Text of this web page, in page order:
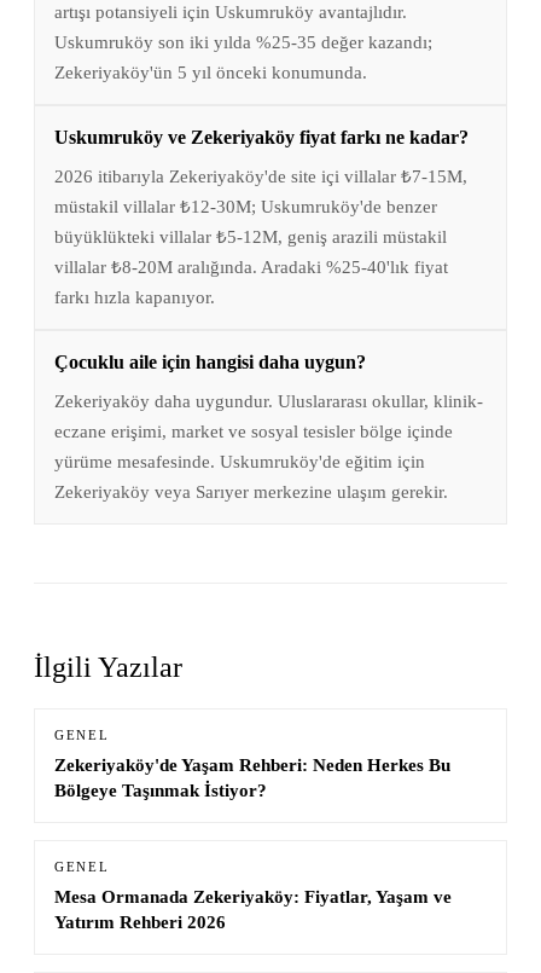
artışı potansiyeli için Uskumruköy avantajlıdır.
Uskumruköy son iki yılda %25-35 değer kazandı;
Zekeriyaköy'ün 5 yıl önceki konumunda.
Uskumruköy ve Zekeriyaköy fiyat farkı ne kadar?
2026 itibarıyla Zekeriyaköy'de site içi villalar ₺7-15M,
müstakil villalar ₺12-30M; Uskumruköy'de benzer
büyüklükteki villalar ₺5-12M, geniş arazili müstakil
villalar ₺8-20M aralığında. Aradaki %25-40'lık fiyat
farkı hızla kapanıyor.
Çocuklu aile için hangisi daha uygun?
Zekeriyaköy daha uygundur. Uluslararası okullar, klinik-
eczane erişimi, market ve sosyal tesisler bölge içinde
yürüme mesafesinde. Uskumruköy'de eğitim için
Zekeriyaköy veya Sarıyer merkezine ulaşım gerekir.
İlgili Yazılar
GENEL
Zekeriyaköy'de Yaşam Rehberi: Neden Herkes Bu
Bölgeye Taşınmak İstiyor?
GENEL
Mesa Ormanada Zekeriyaköy: Fiyatlar, Yaşam ve
Yatırım Rehberi 2026